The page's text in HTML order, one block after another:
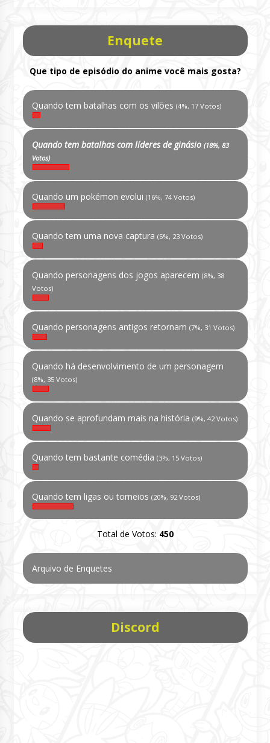
Enquete
Que tipo de episódio do anime você mais gosta?
Quando tem batalhas com os vilões (4%, 17 Votos)
Quando tem batalhas com líderes de ginásio (18%, 83
Votos)
Quando um pokémon evolui (16%, 74 Votos)
Quando tem uma nova captura (5%, 23 Votos)
Quando personagens dos jogos aparecem (8%, 38
Votos)
Quando personagens antigos retornam (7%, 31 Votos)
Quando há desenvolvimento de um personagem
(8%, 35 Votos)
Quando se aprofundam mais na história (9%, 42 Votos)
Quando tem bastante comédia (3%, 15 Votos)
Quando tem ligas ou torneios (20%, 92 Votos)
Total de Votos: 450
Arquivo de Enquetes
Discord